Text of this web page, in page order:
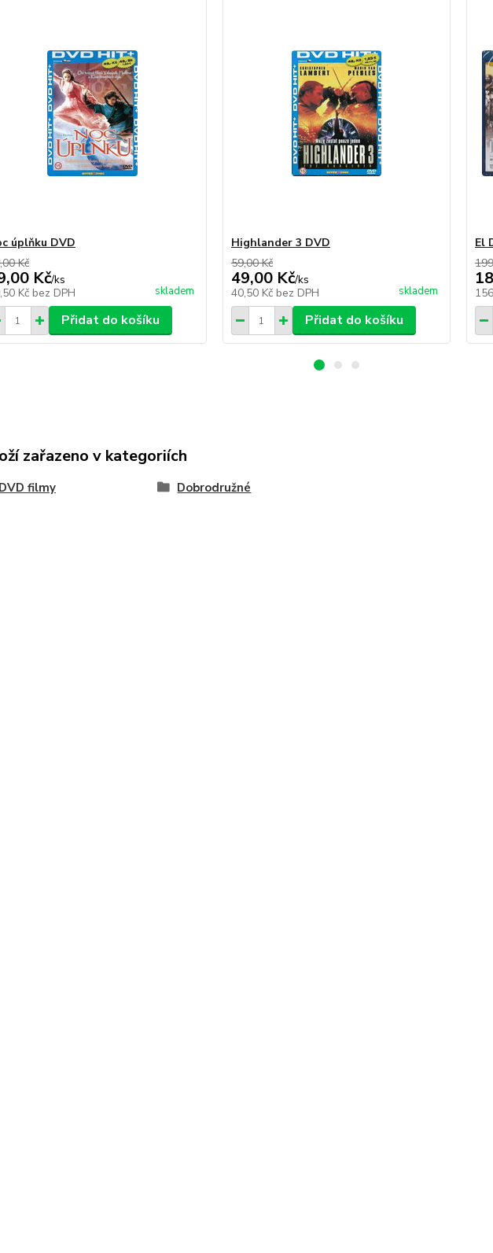
úplňku DVD
Kč
Kč/ks
Kč bez DPH skladem
Přidat do košíku
Highlander 3 DVD
59,00 Kč
49,00 Kč/ks
40,50 Kč bez DPH skladem
Přidat do košíku
El
zařazeno v kategoriích
DVD filmy Dobrodružné